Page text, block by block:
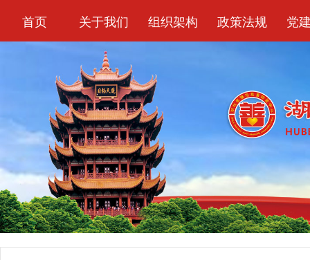
首页 关于我们 组织架构 政策法规 党